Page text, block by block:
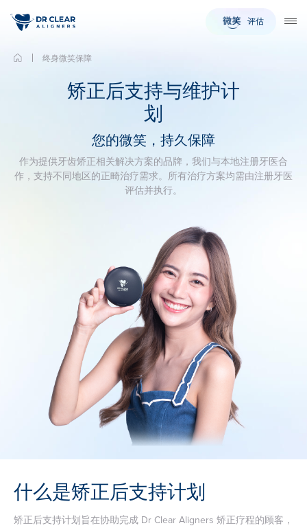
评估
终身微笑保障
矫正后支持与维护计
划
您的微笑，持久保障
作为提供牙齿矫正相关解决方案的品牌，我们与本地注册牙医合
作，支持不同地区的正畸治疗需求。所有治疗方案均需由注册牙医
评估并执行。
什么是矫正后支持计划
矫正后支持计划旨在协助完成 Dr Clear Aligners 矫正疗程的顾客，